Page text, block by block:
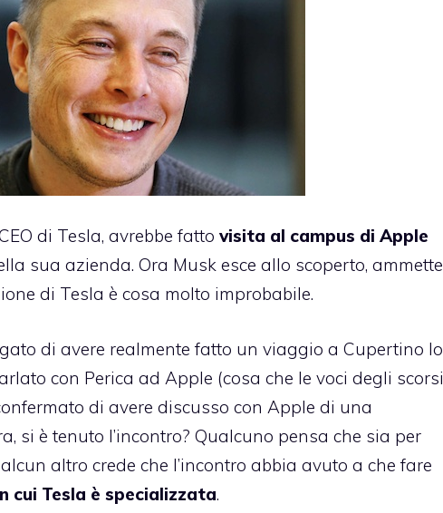
di Tesla, avrebbe fatto visita al campus di Apple
sua azienda. Ora Musk esce allo scoperto, ammette
di Tesla è cosa molto improbabile.
di avere realmente fatto un viaggio a Cupertino lo
con Perica ad Apple (cosa che le voci degli scorsi
di avere discusso con Apple di una
si è tenuto l’incontro? Qualcuno pensa che sia per
altro crede che l’incontro abbia avuto a che fare
cui Tesla è specializzata.